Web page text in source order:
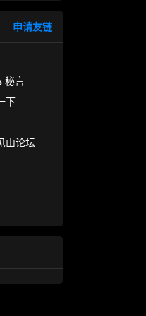
申请友链
秘言
下
山论坛